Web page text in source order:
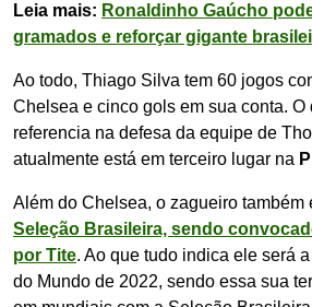
Leia mais: Ronaldinho Gaúcho
gramados e reforçar gigante
Ao todo, Thiago Silva tem 60 jogos
Chelsea e cinco gols em sua conta. O
referencia na defesa da equipe de
atualmente está em terceiro lugar na
Além do Chelsea, o zagueiro também
Seleção Brasileira, sendo
por Tite. Ao que tudo indica ele será
do Mundo de 2022, sendo essa sua